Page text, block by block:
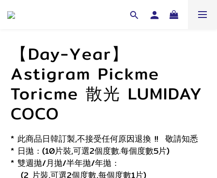
【Day-Year】
Astigram Pickme
Toricme 散光 LUMIDAY
COCO
* 此商品日韓訂製,不接受任何原因退換 !!  敬請知悉
* 日拋 : (10片裝,可選2個度數.每個度數5片)
* 雙週拋/月拋/半年拋/年拋 :
   (2 片裝,可選2個度數,每個度數1片)